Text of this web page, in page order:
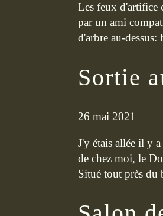
Les feux d'artifice
par un ami
d'arbre au-
Sortie
26 mai 2021
J'y étais allée il y
de chez moi, le
Situé tout près du